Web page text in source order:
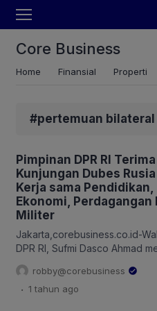
Core Business
Home Finansial Properti
#pertemuan bilateral
Pimpinan DPR RI Terima
Kunjungan Dubes
Kerja sama Pendidikan,
Ekonomi, Perdagangan
Militer
Jakarta,corebusiness.co.id-
DPR RI, Sufmi Dasco Ahmad
Duta Besar Rusia untuk
Sergei Gennadievich
Pertemuan antara Wakil Ketua
robby@corebusiness
. 1 tahun ago